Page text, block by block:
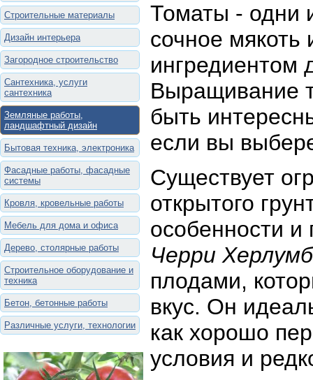
Строительные материалы
Дизайн интерьера
Загородное строительство
Сантехника, услуги
сантехника
Земляные работы,
ландшафтный дизайн
Бытовая техника, электроника
Фасадные работы, фасадные
системы
Кровля, кровельные работы
Мебель для дома и офиса
Дерево, столярные работы
Строительное оборудование и
техника
Бетон, бетонные работы
Различные услуги, технологии
Томаты - одни
сочное
ингредиентом
Выращивание
быть
если вы
Существует
открытого
особенности
Черри
плодами,
вкус. Он
как хорошо
условия и